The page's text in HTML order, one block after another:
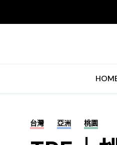
台灣 亞洲 桃園